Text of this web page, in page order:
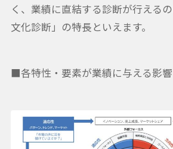
く、業績に直結する診断が行える
文化診断」の特長といえます。
■各特性・要素が業績に与える影響